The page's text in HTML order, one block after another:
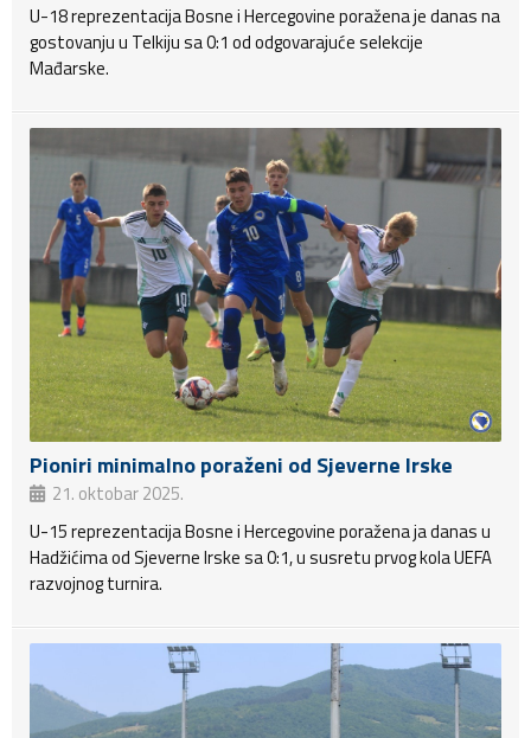
U-18 reprezentacija Bosne i Hercegovine poražena je danas na
gostovanju u Telkiju sa 0:1 od odgovarajuće selekcije
Mađarske.
Pioniri minimalno poraženi od Sjeverne Irske
21. oktobar 2025.
U-15 reprezentacija Bosne i Hercegovine poražena ja danas u
Hadžićima od Sjeverne Irske sa 0:1, u susretu prvog kola UEFA
razvojnog turnira.